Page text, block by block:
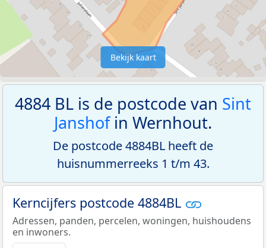
Bekijk kaart
4884 BL is de postcode van Sint
Janshofin Wernhout.
De postcode 4884BL heeft de
huisnummerreeks 1 t/m 43.
Kerncijfers postcode 4884BL
Adressen, panden, percelen, woningen, huishoudens
en inwoners.